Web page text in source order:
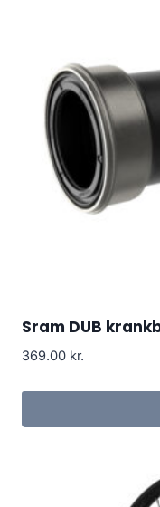
Sram DUB
369.00 kr.